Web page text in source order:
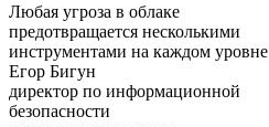
Любая угроза в облаке
предотвращается несколькими
инструментами на каждом уровне
Егор Бигун
директор по информационной
безопасности